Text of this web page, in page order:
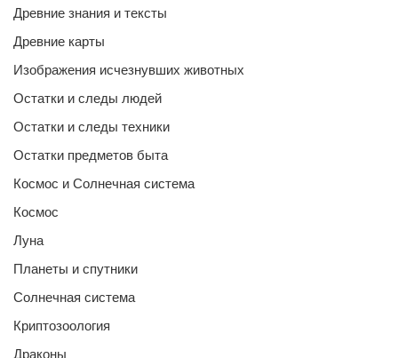
Древние знания и тексты
Древние карты
Изображения исчезнувших животных
Остатки и следы людей
Остатки и следы техники
Остатки предметов быта
Космос и Солнечная система
Космос
Луна
Планеты и спутники
Солнечная система
Криптозоология
Драконы